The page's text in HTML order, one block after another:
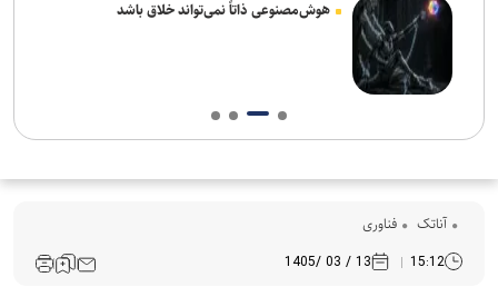
هوش‌مصنوعی ذاتاً نمی‌تواند خلاق باشد
آناتک فناوری
15:12
13 / 03 /1405